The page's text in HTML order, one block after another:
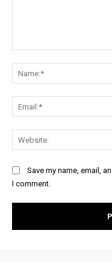
Save my name, email,
I comment.